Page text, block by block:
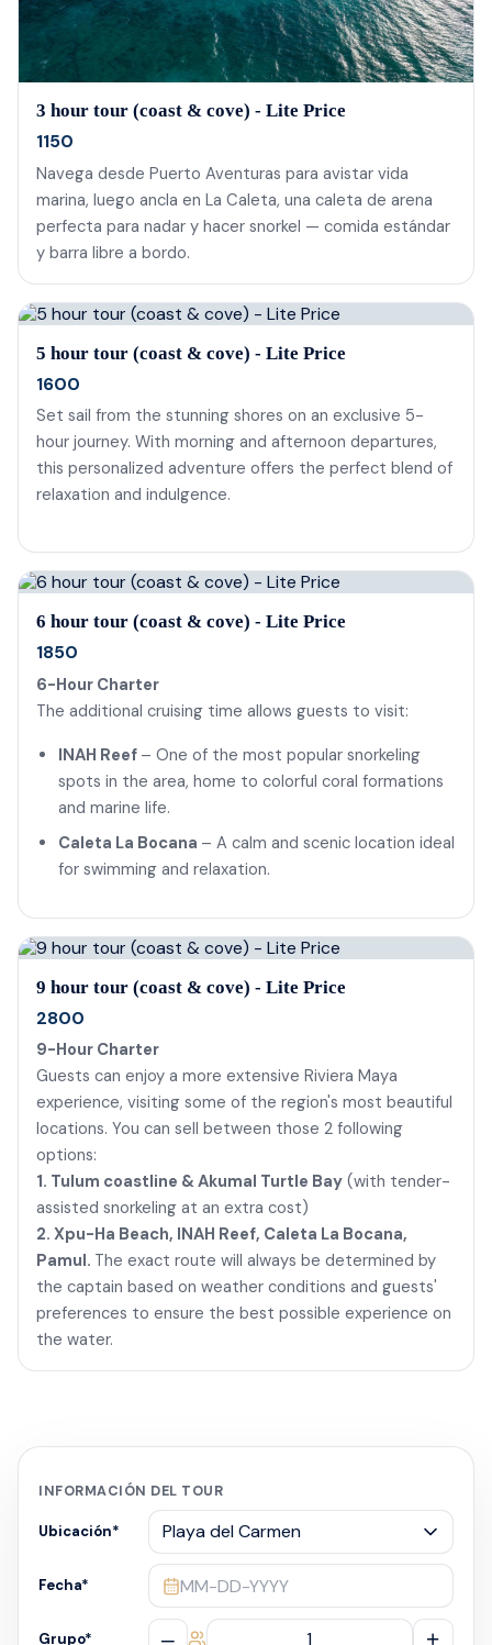
3 hour tour (coast & cove) - Lite Price
1150
Navega desde Puerto Aventuras para avistar vida
marina, luego ancla en La Caleta, una caleta de arena
perfecta para nadar y hacer snorkel — comida estándar
y barra libre a bordo.
5 hour tour (coast & cove) - Lite Price
1600
Set sail from the stunning shores on an exclusive 5-
hour journey. With morning and afternoon departures,
this personalized adventure offers the perfect blend of
relaxation and indulgence.
6 hour tour (coast & cove) - Lite Price
1850
6-Hour Charter
The additional cruising time allows guests to visit:
INAH Reef – One of the most popular snorkeling
spots in the area, home to colorful coral formations
and marine life.
Caleta La Bocana – A calm and scenic location ideal
for swimming and relaxation.
9 hour tour (coast & cove) - Lite Price
2800
9-Hour Charter
Guests can enjoy a more extensive Riviera Maya
experience, visiting some of the region's most beautiful
locations. You can sell between those 2 following
options:
1. Tulum coastline & Akumal Turtle Bay (with tender-
assisted snorkeling at an extra cost)
2. Xpu-Ha Beach, INAH Reef, Caleta La Bocana,
Pamul. The exact route will always be determined by
the captain based on weather conditions and guests'
preferences to ensure the best possible experience on
the water.
INFORMACIÓN DEL TOUR
Ubicación*
Fecha* MM-DD-YYYY
Grupo* – +